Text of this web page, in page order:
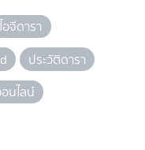
ไอจีดารา
ประวัติดารา
นไลน์